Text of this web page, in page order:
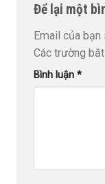
Để lại một
Email của bạn
Các trường
Bình luận *